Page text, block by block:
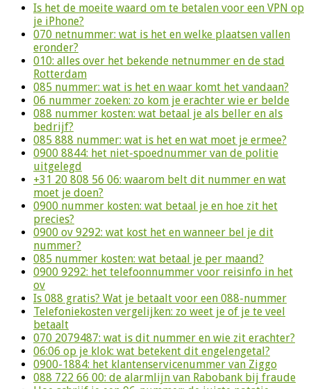
Is het de moeite waard om te betalen voor een VPN op
je iPhone?
070 netnummer: wat is het en welke plaatsen vallen
eronder?
010: alles over het bekende netnummer en de stad
Rotterdam
085 nummer: wat is het en waar komt het vandaan?
06 nummer zoeken: zo kom je erachter wie er belde
088 nummer kosten: wat betaal je als beller en als
bedrijf?
085 888 nummer: wat is het en wat moet je ermee?
0900 8844: het niet-spoednummer van de politie
uitgelegd
+31 20 808 56 06: waarom belt dit nummer en wat
moet je doen?
0900 nummer kosten: wat betaal je en hoe zit het
precies?
0900 ov 9292: wat kost het en wanneer bel je dit
nummer?
085 nummer kosten: wat betaal je per maand?
0900 9292: het telefoonnummer voor reisinfo in het
ov
Is 088 gratis? Wat je betaalt voor een 088-nummer
Telefoniekosten vergelijken: zo weet je of je te veel
betaalt
070 2079487: wat is dit nummer en wie zit erachter?
06:06 op je klok: wat betekent dit engelengetal?
0900-1884: het klantenservicenummer van Ziggo
088 722 66 00: de alarmlijn van Rabobank bij fraude